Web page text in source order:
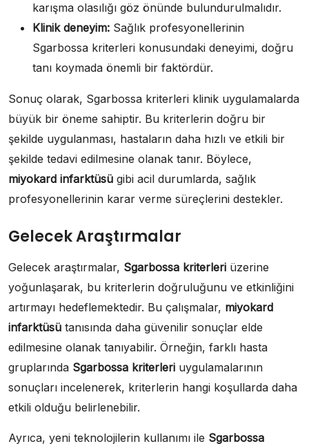
karışma olasılığı göz önünde bulundurulmalıdır.
Klinik deneyim: Sağlık profesyonellerinin
Sgarbossa kriterleri konusundaki deneyimi, doğru
tanı koymada önemli bir faktördür.
Sonuç olarak, Sgarbossa kriterleri klinik uygulamalarda
büyük bir öneme sahiptir. Bu kriterlerin doğru bir
şekilde uygulanması, hastaların daha hızlı ve etkili bir
şekilde tedavi edilmesine olanak tanır. Böylece,
miyokard infarktüsü gibi acil durumlarda, sağlık
profesyonellerinin karar verme süreçlerini destekler.
Gelecek Araştırmalar
Gelecek araştırmalar, Sgarbossa kriterleri üzerine
yoğunlaşarak, bu kriterlerin doğruluğunu ve etkinliğini
artırmayı hedeflemektedir. Bu çalışmalar, miyokard
infarktüsü tanısında daha güvenilir sonuçlar elde
edilmesine olanak tanıyabilir. Örneğin, farklı hasta
gruplarında Sgarbossa kriterleri uygulamalarının
sonuçları incelenerek, kriterlerin hangi koşullarda daha
etkili olduğu belirlenebilir.
Ayrıca, yeni teknolojilerin kullanımı ile Sgarbossa